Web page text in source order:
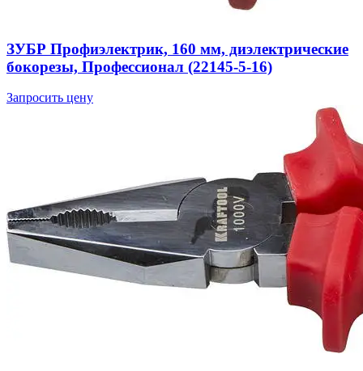
ЗУБР Профиэлектрик, 160 мм, диэлектрические
бокорезы, Профессионал (22145-5-16)
Запросить цену